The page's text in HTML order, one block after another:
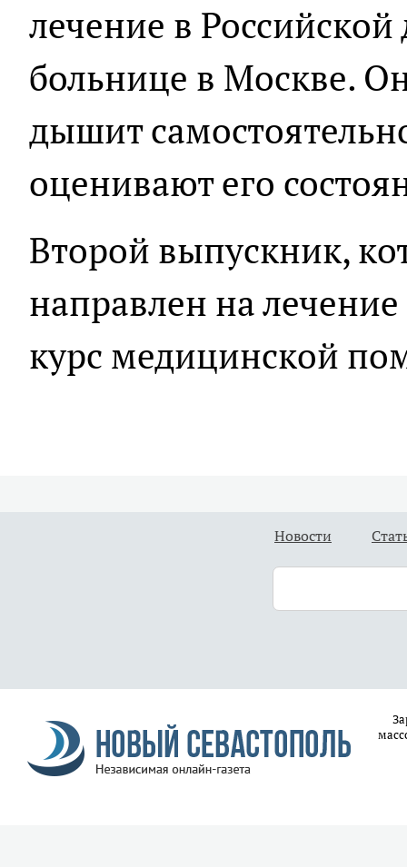
лечение в
больнице в Москве.
дышит
оценивают его
Второй выпускник,
направлен на
курс медицинской
Новости